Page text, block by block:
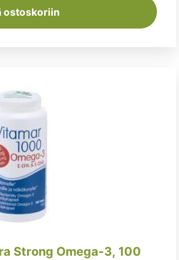
ostoskoriin
Strong Omega-3, 100